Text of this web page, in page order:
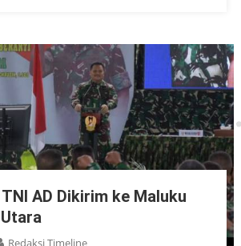
AD Dikirim ke Maluku
Redaksi Timeline